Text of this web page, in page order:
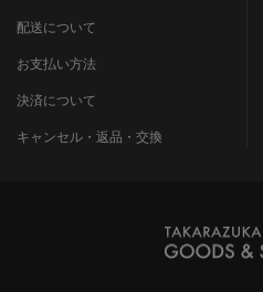
配送について
お支払い方法
決済について
キャンセル・返品・交換